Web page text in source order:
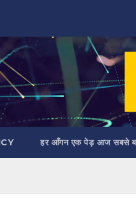
हर आँगन एक पेड़ आज सबसे